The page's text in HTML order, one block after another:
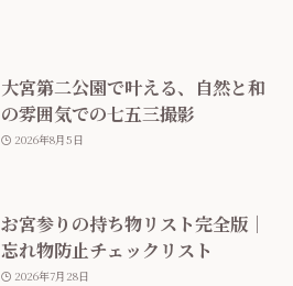
大宮第二公園で叶える、自然と和
の雰囲気での七五三撮影
2026年8月5日
お宮参りの持ち物リスト完全版｜
忘れ物防止チェックリスト
2026年7月28日